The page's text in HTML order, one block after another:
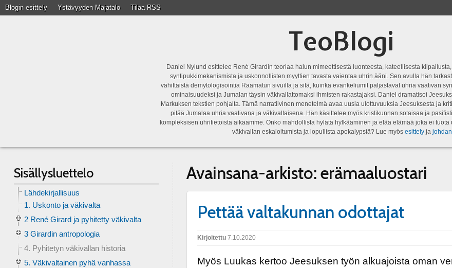
Blogin esittely Ystävyyden Majatalo Tilaa RSS
TeoBlogi
Daniel Nylund esittelee René Girardin teoriaa halun mimeettisestä luonteesta, kateellisesta
syntipukkimekanismista ja uskonnollisten myyttien tavasta vaientaa uhrin ääni. Sen avulla hän
vähittäistä demytologisointia Raamatun sivuilla ja sitä, kuinka evankeliumit paljastavat uhria vaativan
ominaisuudeksi ja Jumalan täysin väkivallattomaksi ihmisten rakastajaksi. Daniel dramatisoi
Markuksen tekstien pohjalta. Tämä narratiivinen menetelmä avaa uusia ulottuvuuksia Jeesuksesta ja
pitää Jumalaa uhria vaativana ja väkivaltaisena. Hän käsittelee myös kristikunnan sotaisaa ja
kompleksisen uhritietoista aikaamme. Onko mahdollista hylätä hylkääminen ja elää elämää joka ei
väkivallan eskaloitumista ja lopullista apokalypsiä? Lue myös esittelyja
Avainsana-arkisto: erämaaluostari
Pettää valtakunnan odottajat
Kirjoitettu7.10.2020
Myös Luukas kertoo Jeesuksen työn alkuajoista oman
Sisällysluettelo
Lähdekirjallisuus
1. Uskonto ja väkivalta
2 René Girard ja pyhitetty väkivalta
3 Girardin antropologia
4. Pyhitetyn väkivallan historia
5. Väkivaltainen pyhä vanhassa